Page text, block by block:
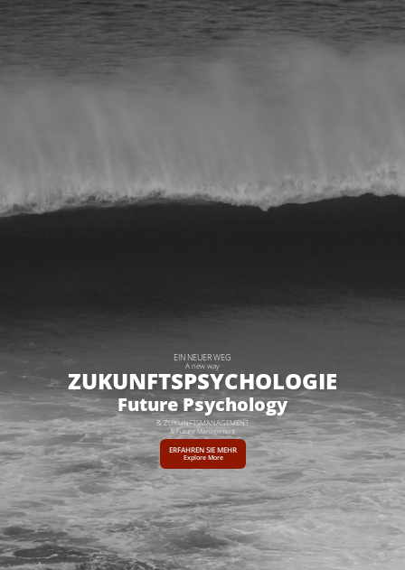
EIN NEUER WEG
A new way
ZUKUNFTSPSYCHOLOGIE
Future Psychology
& ZUKUNFTSMANAGEMENT
& Future Management
ERFAHREN SIE MEHR
Explore More